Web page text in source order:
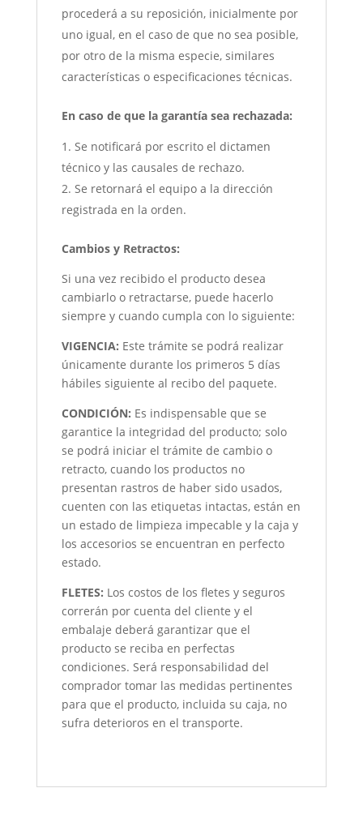
procederá a su reposición, inicialmente por
uno igual, en el caso de que no sea posible,
por otro de la misma especie, similares
características o especificaciones técnicas.
En caso de que la garantía sea rechazada:
Se notificará por escrito el dictamen
técnico y las causales de rechazo.
Se retornará el equipo a la dirección
registrada en la orden.
Cambios y Retractos:
Si una vez recibido el producto desea
cambiarlo o retractarse, puede hacerlo
siempre y cuando cumpla con lo siguiente:
VIGENCIA: Este trámite se podrá realizar
únicamente durante los primeros 5 días
hábiles siguiente al recibo del paquete.
CONDICIÓN: Es indispensable que se
garantice la integridad del producto; solo
se podrá iniciar el trámite de cambio o
retracto, cuando los productos no
presentan rastros de haber sido usados,
cuenten con las etiquetas intactas, están en
un estado de limpieza impecable y la caja y
los accesorios se encuentran en perfecto
estado.
FLETES: Los costos de los fletes y seguros
correrán por cuenta del cliente y el
embalaje deberá garantizar que el
producto se reciba en perfectas
condiciones. Será responsabilidad del
comprador tomar las medidas pertinentes
para que el producto, incluida su caja, no
sufra deterioros en el transporte.